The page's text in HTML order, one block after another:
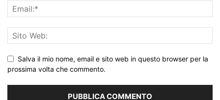
Salva il mio nome, email e sito web in questo browser per la
prossima volta che commento.